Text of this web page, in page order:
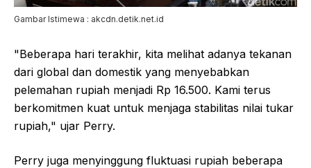
Gambar Istimewa : akcdn.detik.net.id
"Beberapa hari terakhir, kita melihat adanya tekanan
dari global dan domestik yang menyebabkan
pelemahan rupiah menjadi Rp 16.500. Kami terus
berkomitmen kuat untuk menjaga stabilitas nilai tukar
rupiah," ujar Perry.
Perry juga menyinggung fluktuasi rupiah beberapa